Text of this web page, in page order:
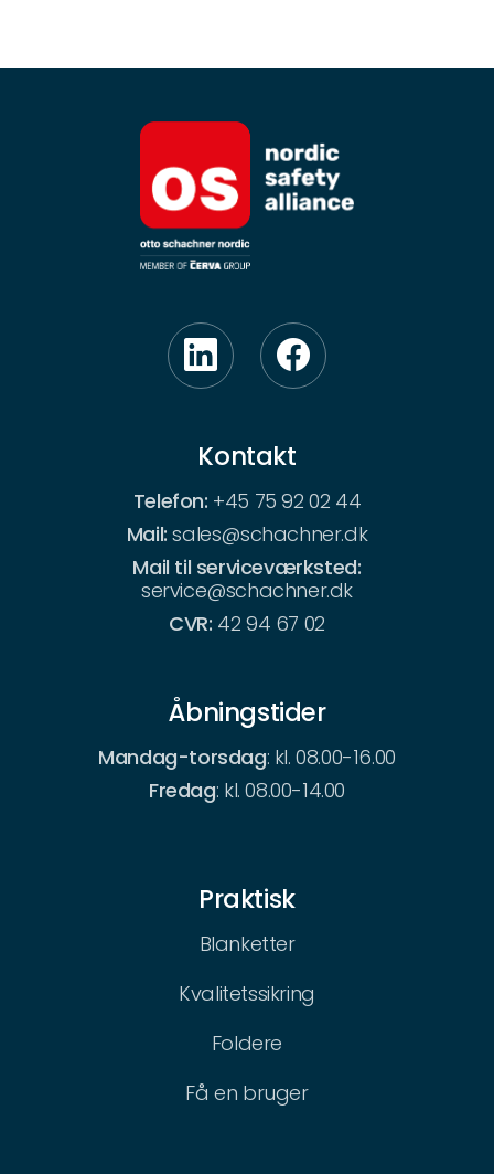
Kontakt
Telefon: +45 75 92 02 44
Mail:sales@schachner.dk
Mail til serviceværksted:
service@schachner.dk
CVR: 42 94 67 02
Åbningstider
Mandag-torsdag: kl. 08.00-16.00
Fredag: kl. 08.00-14.00
Praktisk
Blanketter
Kvalitetssikring
Foldere
Få en bruger